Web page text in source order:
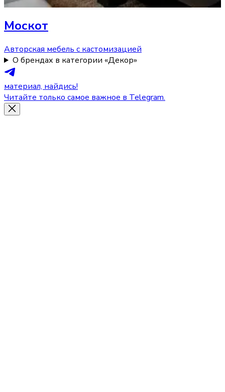
Москот
Авторская мебель с кастомизацией
О брендах в категории «Декор»
материал, найдись!
Читайте только самое важное в Telegram.